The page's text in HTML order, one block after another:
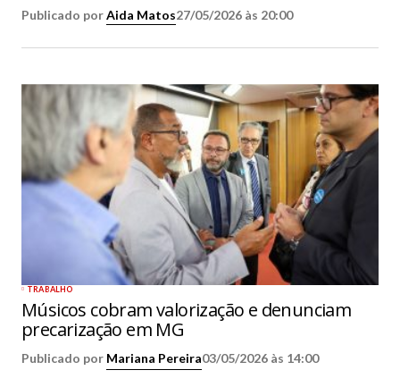
Publicado porAida Matos27/05/2026 às 20:00
TRABALHO
Músicos cobram valorização e denunciam
precarização em MG
Publicado por Mariana Pereira03/05/2026 às 14:00